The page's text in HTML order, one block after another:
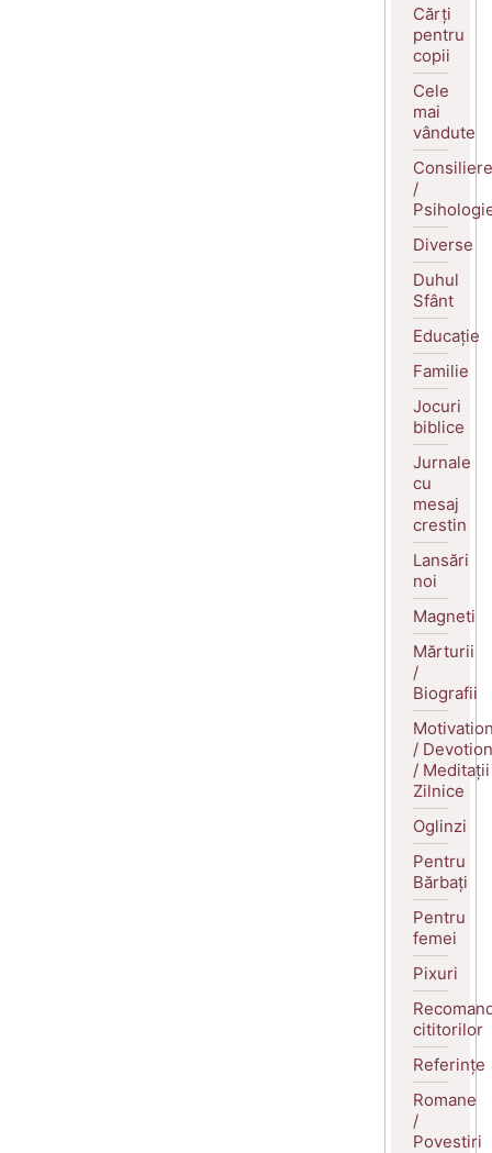
Cărți
pentru
copii
Cele
mai
vândute
Consiliere
/
Diverse
Duhul
Sfânt
Educație
Familie
Jocuri
biblice
Jurnale
cu
mesaj
crestin
Lansări
noi
Magneti
Mărturii
/
Biografii
/
/ Meditații
Zilnice
Oglinzi
Pentru
Bărbați
Pentru
femei
Pixuri
cititorilor
Referințe
Romane
/
Povestiri